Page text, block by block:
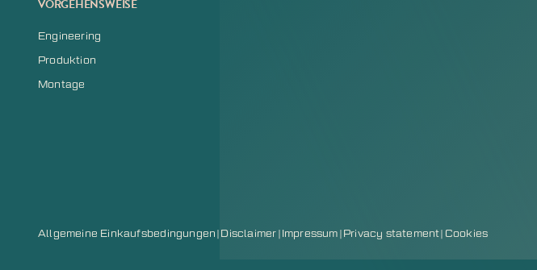
VORGEHENSWEISE
Engineering
Produktion
Montage
Allgemeine Einkaufsbedingungen | Disclaimer | Impressum | Privacy statement| Cookies